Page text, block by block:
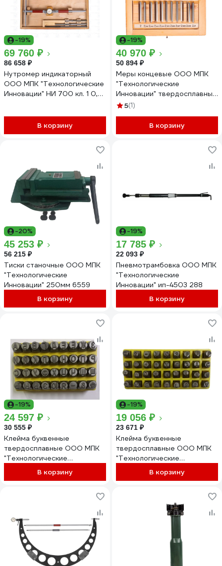
-19%
69 760 ₽
86 658 ₽
Нутромер индикаторный
ООО МПК "Технологические
Инновации" НИ 700 кл. 1 0,01
В корзину
-19%
40 970 ₽
50 894 ₽
Меры концевые ООО МПК
"Технологические
Инновации" твердосплавные
№ 5 кл.1 9202
5(1)
В корзину
-20%
45 253 ₽
56 215 ₽
Тиски станочные ООО МПК
"Технологические
Инновации" 250мм 6559
В корзину
-19%
17 785 ₽
22 093 ₽
Пневмотрамбовка ООО МПК
"Технологические
Инновации" ип-4503 288
В корзину
-19%
24 597 ₽
30 555 ₽
Клейма буквенные
твердосплавные ООО МПК
"Технологические
Инновации" №10 6481
В корзину
-19%
19 056 ₽
23 671 ₽
Клейма буквенные
твердосплавные ООО МПК
"Технологические
Инновации" № 8 6474
В корзину